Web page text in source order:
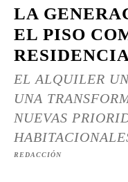
LA
EL PISO
EL ALQUILER
UNA
NUEVAS
REDACCIÓN